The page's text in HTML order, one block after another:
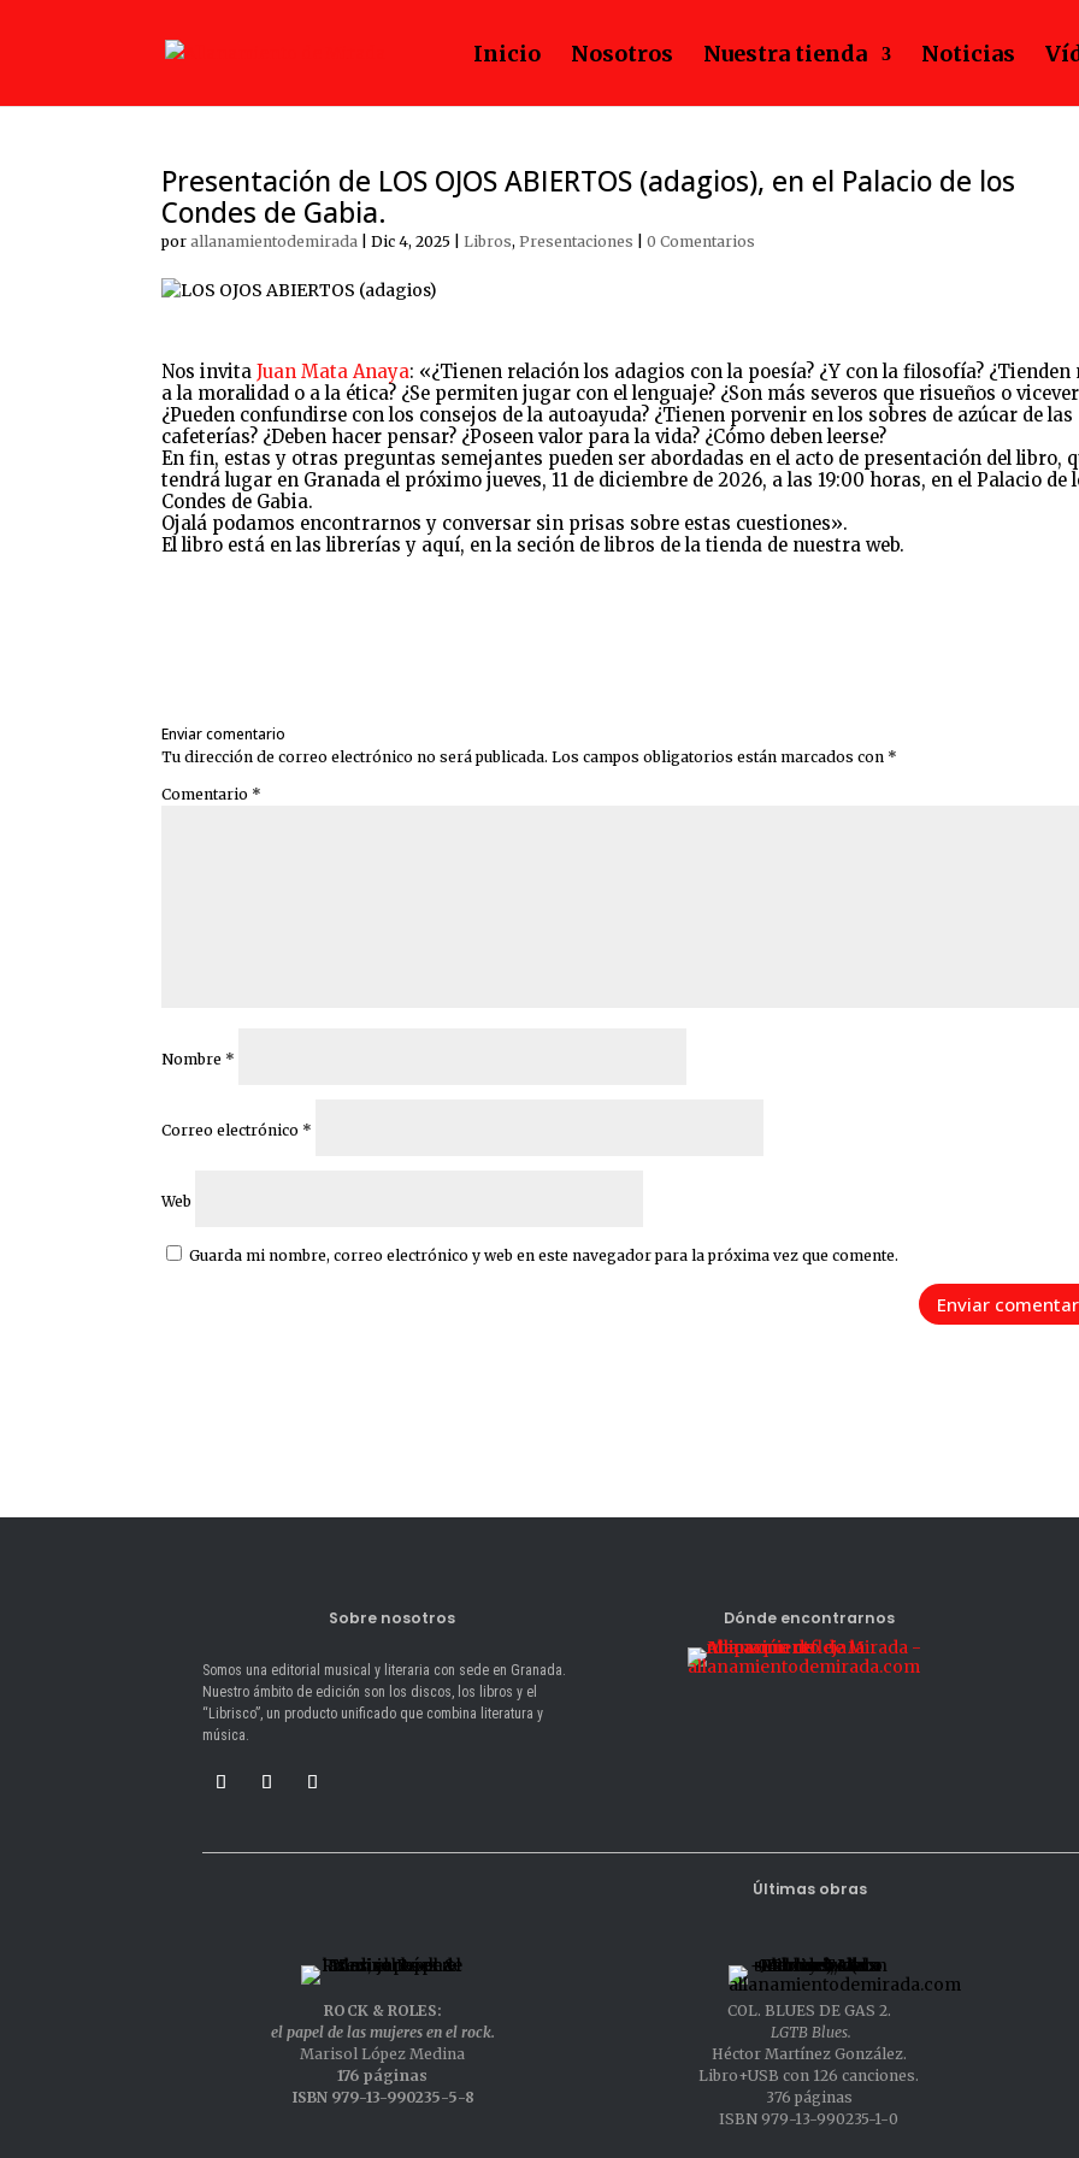
Inicio Nosotros Nuestra tienda Noticias
Presentación de LOS OJOS ABIERTOS (adagios), en el Palacio de los
Condes de Gabia.
porallanamientodemirada |Dic 4, 2025 |Libros,Presentaciones |0 Comentarios
Nos invitaJuan Mata Anaya: «¿Tienen relación los adagios con la poesía? ¿Y con la filosofía? ¿Tienden
a la moralidad o a la ética? ¿Se permiten jugar con el lenguaje? ¿Son más severos que risueños o
¿Pueden confundirse con los consejos de la autoayuda? ¿Tienen porvenir en los sobres de azúcar de las
cafeterías? ¿Deben hacer pensar? ¿Poseen valor para la vida? ¿Cómo deben leerse?
En fin, estas y otras preguntas semejantes pueden ser abordadas en el acto de presentación del libro,
tendrá lugar en Granada el próximo jueves, 11 de diciembre de 2026, a las 19:00 horas, en el Palacio de
Condes de Gabia.
Ojalá podamos encontrarnos y conversar sin prisas sobre estas cuestiones».
El libro está en las librerías y aquí, en la seción de libros de la tienda de nuestra web.
Enviar comentario
Tu dirección de correo electrónico no será publicada. Los campos obligatorios están marcados con *
Comentario *
Nombre *
Correo electrónico *
Web
Guarda mi nombre, correo electrónico y web en este navegador para la próxima vez que comente.
Sobre nosotros
Somos una editorial musical y literaria con sede en Granada.
Nuestro ámbito de edición son los discos, los libros y el
“Librisco”, un producto unificado que combina literatura y
música.
Dónde encontrarnos
Últimas obras
ROCK & ROLES:
el papel de las mujeres en el rock.
Marisol López Medina
176 páginas
ISBN 979-13-990235-5-8
COL. BLUES DE GAS 2.
LGTB Blues.
Héctor Martínez González.
Libro+USB con 126 canciones.
376 páginas
ISBN 979-13-990235-1-0